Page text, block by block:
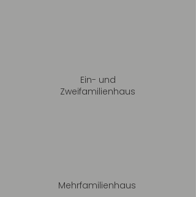
Ein- und
Zweifamilienhaus
Mehrfamilienhaus